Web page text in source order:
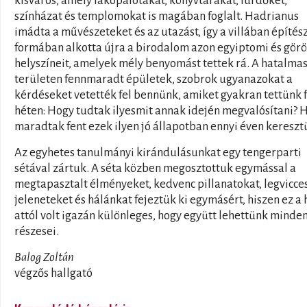
színházat és templomokat is magában foglalt. Hadrianus
imádta a művészeteket és az utazást, így a villában
formában alkotta újra a birodalom azon egyiptomi és
helyszíneit, amelyek mély benyomást tettek rá. A hatalmas
területen fennmaradt épületek, szobrok ugyanazokat a
kérdéseket vetették fel bennünk, amiket gyakran tettünk
héten: Hogy tudtak ilyesmit annak idején megvalósítani?
maradtak fent ezek ilyen jó állapotban ennyi éven
Az egyhetes tanulmányi kirándulásunkat egy tengerparti
sétával zártuk. A séta közben megosztottuk egymással a
megtapasztalt élményeket, kedvenc pillanatokat,
jeleneteket és hálánkat fejeztük ki egymásért, hiszen ez a
attól volt igazán különleges, hogy együtt lehettünk
részesei.
Balog Zoltán
végzős hallgató